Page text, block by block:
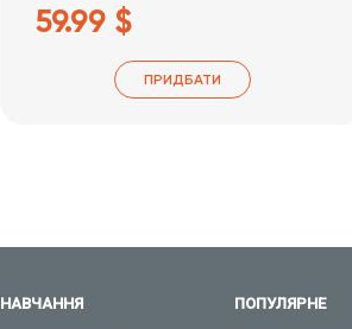
59.99 $
ПРИДБАТИ
НАВЧАННЯ ПОПУЛЯРНЕ